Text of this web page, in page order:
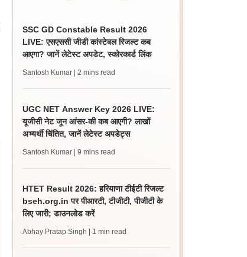
SSC GD Constable Result 2026
LIVE: एसएससी जीडी कांस्टेबल रिजल्ट कब
आएगा? जानें लेटेस्ट अपडेट, स्कोरकार्ड लिंक
Santosh Kumar | 2 mins read
UGC NET Answer Key 2026 LIVE:
यूजीसी नेट जून आंसर-की कब आएगी? लाखों
अभ्यर्थी चिंतित, जानें लेटेस्ट अपडेट्स
Santosh Kumar | 9 mins read
HTET Result 2026: हरियाणा टीईटी रिजल्ट
bseh.org.in पर पीआरटी, टीजीटी, पीजीटी के
लिए जारी; डाउनलोड करें
Abhay Pratap Singh | 1 min read